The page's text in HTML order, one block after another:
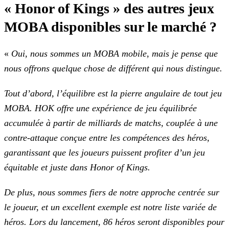
« Honor of Kings » des autres jeux
MOBA disponibles sur le marché ?
« Oui, nous sommes un MOBA mobile, mais je pense que
nous offrons quelque chose de différent qui nous distingue.
Tout d’abord, l’équilibre est la pierre angulaire de tout jeu
MOBA. HOK offre une expérience de jeu équilibrée
accumulée à partir de milliards de matchs, couplée à une
contre-attaque conçue entre les compétences des héros,
garantissant que les joueurs puissent profiter d’un jeu
équitable et juste dans Honor of Kings.
De plus, nous sommes fiers de notre approche centrée sur
le joueur, et un excellent exemple est notre liste variée de
héros. Lors du lancement, 86 héros seront disponibles pour